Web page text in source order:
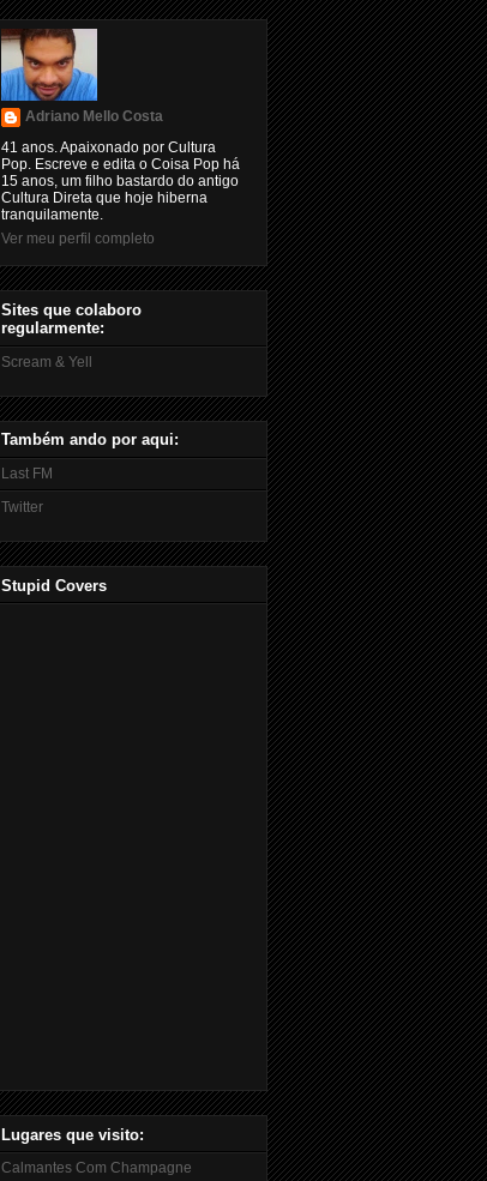
Adriano Mello Costa
41 anos. Apaixonado por Cultura
Pop. Escreve e edita o Coisa Pop há
15 anos, um filho bastardo do antigo
Cultura Direta que hoje hiberna
tranquilamente.
Ver meu perfil completo
Sites que colaboro
regularmente:
Scream & Yell
Também ando por aqui:
Last FM
Twitter
Stupid Covers
Lugares que visito:
Calmantes Com Champagne